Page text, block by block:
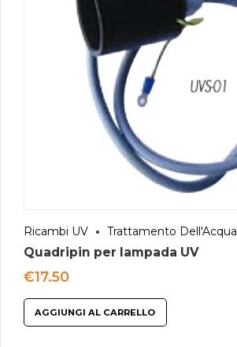
Ricambi UV Trattamento Dell'Acqua
Quadripin per lampada UV
€17.50
AGGIUNGI AL CARRELLO